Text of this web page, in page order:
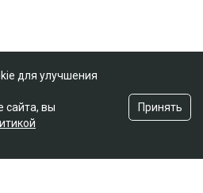
для улучшения
сайта, вы
Принять